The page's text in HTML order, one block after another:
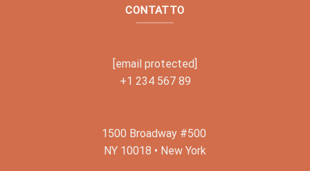
CONTATTO
[email protected]
+1 234 567 89
1500 Broadway #500
NY 10018 • New York